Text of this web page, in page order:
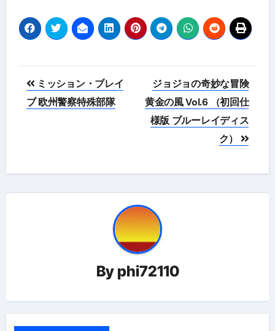
投
稿
ゲ
ミッション・ブレイ
ブ 欧州警察特殊部隊
ジョジョの奇妙な冒険
黄金の風 Vol.6 （初回仕
様版 ブルーレイディス
ク）
By phi72110